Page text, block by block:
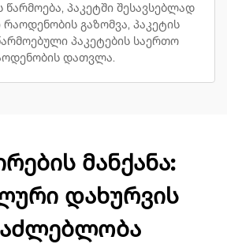
წარმოება, პაკეტში შესავსებლად
გაზომვა, პაკეტის
პაკეტების საერთო
დათვლა.
მანქანა:
დახურვის